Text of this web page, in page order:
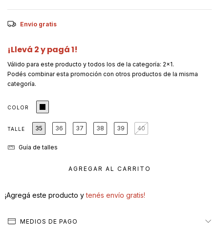
Envío gratis
¡Llevá 2 y pagá 1!
Válido para este producto y todos los de la categoría: 2x1.
Podés combinar esta promoción con otros productos de la misma
categoría.
COLOR
TALLE 35 36 37 38 39 40
Guía de talles
¡Agregá este producto ytenés envío gratis!
MEDIOS DE PAGO